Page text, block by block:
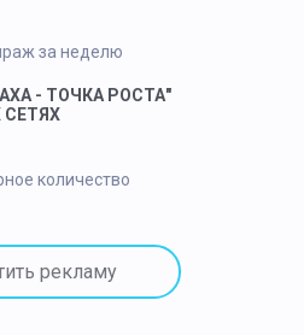
за неделю
- ТОЧКА РОСТА"
количество
рекламу